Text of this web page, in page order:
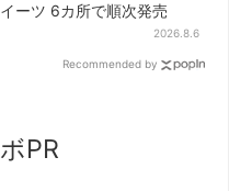
ーツ 6カ所で順次発売
2026.8.6
Recommended by
PR